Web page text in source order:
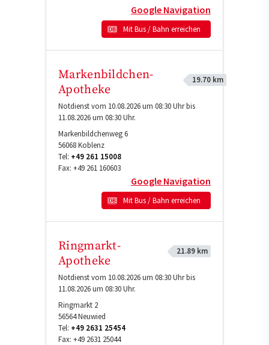
Google Navigation
Mit Bus / Bahn erreichen
Markenbildchen-
Apotheke
19.70 km
Notdienst vom 10.08.2026 um 08:30 Uhr bis
11.08.2026 um 08:30 Uhr.
Markenbildchenweg 6
56068Koblenz
Tel: +49 261 15008
Fax: +49 261 160603
Google Navigation
Mit Bus / Bahn erreichen
Ringmarkt-
Apotheke
21.89 km
Notdienst vom 10.08.2026 um 08:30 Uhr bis
11.08.2026 um 08:30 Uhr.
Ringmarkt 2
56564Neuwied
Tel: +49 2631 25454
Fax: +49 2631 25044